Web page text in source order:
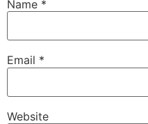
Name *
Email *
Website